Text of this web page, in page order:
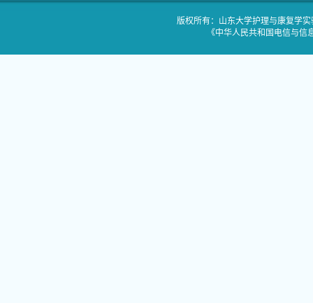
版权所有：山东大学护理与康复学
《中华人民共和国电信与